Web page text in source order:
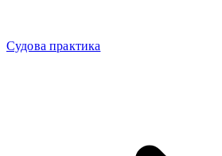
Судова практика